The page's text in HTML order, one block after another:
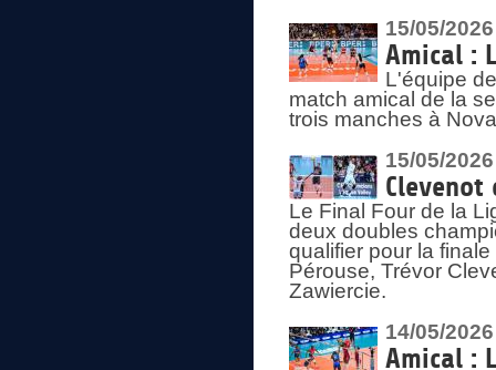
15/05/2026
Amical :
L'équipe
match amical de la
trois manches à
15/05/2026
Le Final Four de la
deux doubles
qualifier pour la
Pérouse, Trévor
Zawiercie.
14/05/2026
Amical :